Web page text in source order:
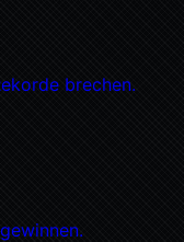
brechen.